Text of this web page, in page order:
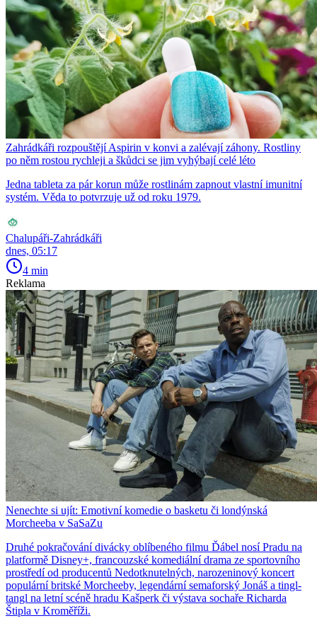
Zahrádkáři rozpouštějí Aspirin v konvi a zalévají záhony. Rostliny
po něm rostou rychleji a škůdci se jim vyhýbají celé léto
Jedna tableta za pár korun může rostlinám zapnout vlastní imunitní
systém. Věda to potvrzuje už od roku 1979.
Chalupáři-Zahrádkáři
dnes, 05:17
4 min
Reklama
Nenechte si ujít: Emotivní komedie o basketu či londýnská
Morcheeba v SaSaZu
Druhé pokračování divácky oblíbeného filmu Ďábel nosí Pradu na
platformě Disney+, francouzské komediální drama ze sportovního
prostředí od producentů Nedotknutelných, narozeninový koncert
populární britské Morcheeby, legendární semaforský Jonáš a tingl-
tangl na letní scéně hradu Kašperk či výstava sochaře Richarda
Štipla v Kroměříži.